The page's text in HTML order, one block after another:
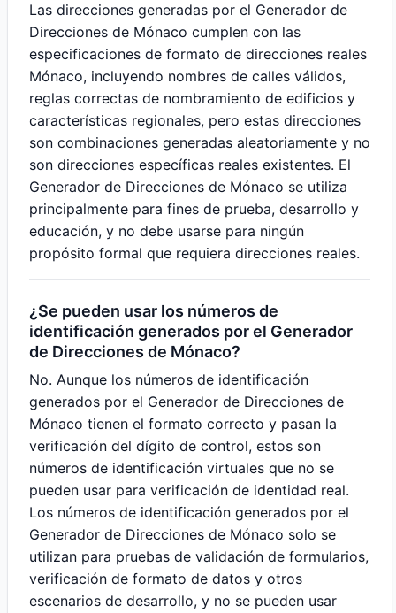
Las direcciones generadas por el Generador de
Direcciones de Mónaco cumplen con las
especificaciones de formato de direcciones reales
Mónaco, incluyendo nombres de calles válidos,
reglas correctas de nombramiento de edificios y
características regionales, pero estas direcciones
son combinaciones generadas aleatoriamente y no
son direcciones específicas reales existentes. El
Generador de Direcciones de Mónaco se utiliza
principalmente para fines de prueba, desarrollo y
educación, y no debe usarse para ningún
propósito formal que requiera direcciones reales.
¿Se pueden usar los números de
identificación generados por el Generador
de Direcciones de Mónaco?
No. Aunque los números de identificación
generados por el Generador de Direcciones de
Mónaco tienen el formato correcto y pasan la
verificación del dígito de control, estos son
números de identificación virtuales que no se
pueden usar para verificación de identidad real.
Los números de identificación generados por el
Generador de Direcciones de Mónaco solo se
utilizan para pruebas de validación de formularios,
verificación de formato de datos y otros
escenarios de desarrollo, y no se pueden usar